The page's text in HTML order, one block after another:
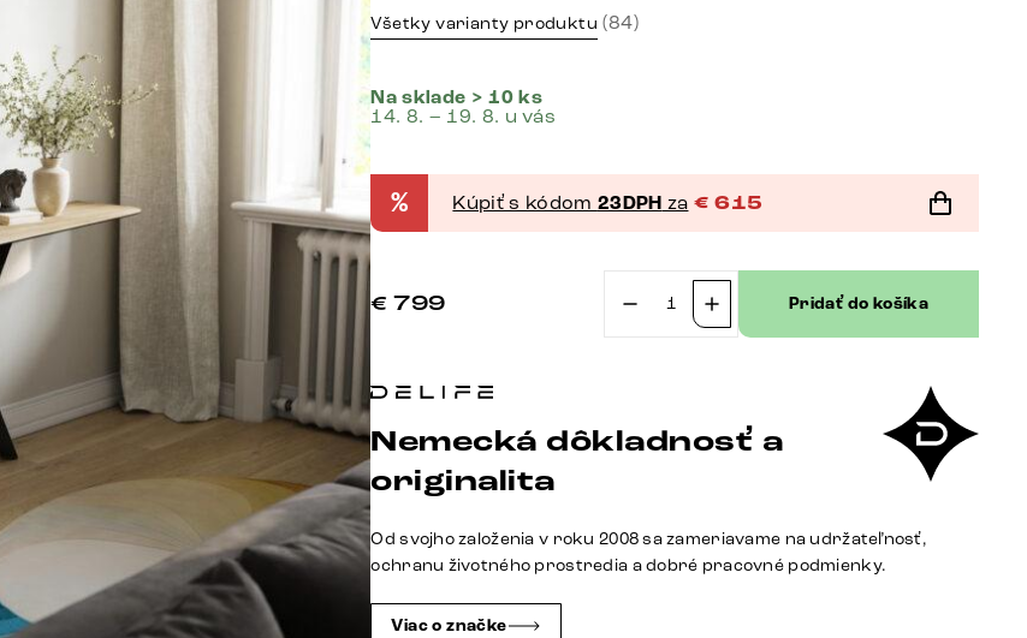
Všetky varianty produktu (84)
Na sklade > 10 ks
14. 8. – 19. 8. u vás
% Kúpiť s kódom 23DPH za € 615
€ 799
množstvo
polygonálny
keramika
Laminam®
Pridať do košíka
Nemecká dôkladnosť a
originalita
Od svojho založenia v roku 2008 sa zameriavame na udržateľnosť,
ochranu životného prostredia a dobré pracovné podmienky.
Viac o značke